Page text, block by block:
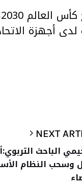
أجهزة
NEXT
الباحث
وسحب النظام